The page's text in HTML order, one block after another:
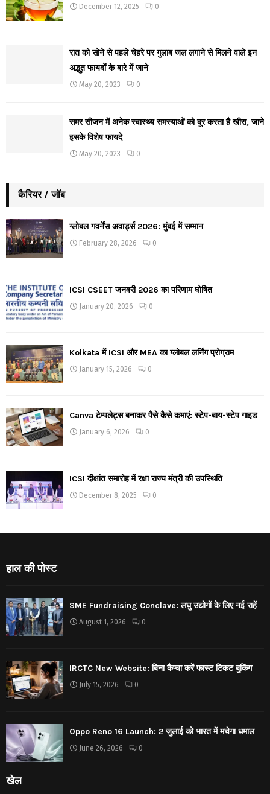
December 12, 2025 0
रात को सोने से पहले चेहरे पर गुलाब जल लगाने से मिलने वाले इन
अद्भुत फायदों के बारे में जाने
May 20, 2023 0
समर सीजन में अनेक स्वास्थ्य समस्याओं को दूर करता है खीरा, जाने
इसके विशेष फायदे
May 20, 2023 0
कैरियर / जॉब
ग्लोबल गवर्नेंस अवार्ड्स 2026: मुंबई में सम्मान
February 28, 2026 0
ICSI CSEET जनवरी 2026 का परिणाम घोषित
January 20, 2026 0
Kolkata में ICSI और MEA का ग्लोबल लर्निंग प्रोग्राम
January 15, 2026 0
Canva टेम्पलेट्स बनाकर पैसे कैसे कमाएं: स्टेप-बाय-स्टेप गाइड
January 6, 2026 0
ICSI दीक्षांत समारोह में रक्षा राज्य मंत्री की उपस्थिति
December 8, 2025 0
हाल की पोस्ट
SME Fundraising Conclave: लघु उद्योगों के लिए नई राहें
August 1, 2026 0
IRCTC New Website: बिना कैप्चा करें फास्ट टिकट बुकिंग
July 15, 2026 0
Oppo Reno 16 Launch: 2 जुलाई को भारत में मचेगा धमाल
June 26, 2026 0
खेल